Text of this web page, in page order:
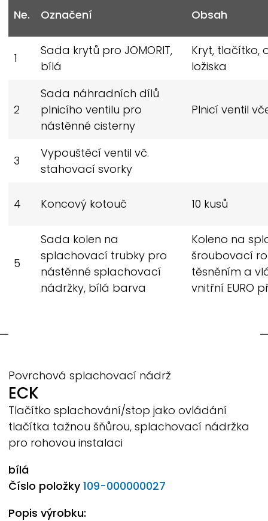
Ne. Označení Obsah
1
Sada krytů pro JOMORIT,
bílá
Kryt, tlačítko,
ložiska
2
Sada náhradních dílů
plnicího ventilu pro
nástěnné cisterny
Plnicí ventil
3
Vypouštěcí ventil vč.
stahovací svorky
4 Koncový kotouč 10 kusů
5
Sada kolen na
splachovací trubky pro
nástěnné splachovací
nádržky, bílá barva
Koleno na
šroubovací
těsněním a
vnitřní EURO
Povrchová splachovací nádrž
ECK
Tlačítko splachování/stop jako ovládání
tlačítka tažnou šňůrou, splachovací nádržka
pro rohovou instalaci
bílá
Číslo položky109-000000027
Popis výrobku: